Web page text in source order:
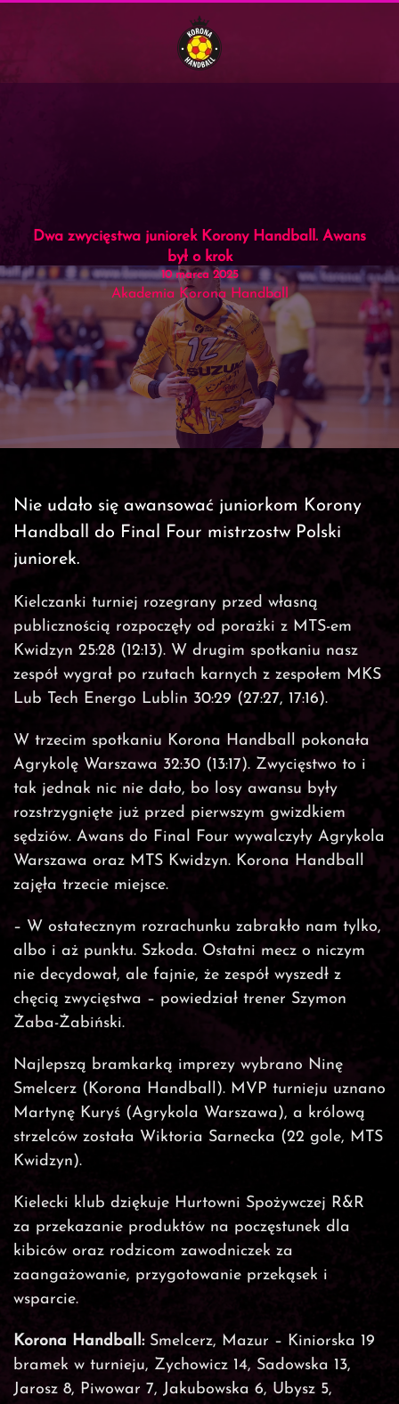
Dwa zwycięstwa juniorek Korony Handball. Awans
był o krok
10 marca 2025
Akademia Korona Handball
Nie udało się awansować juniorkom Korony
Handball do Final Four mistrzostw Polski
juniorek.
Kielczanki turniej rozegrany przed własną
publicznością rozpoczęły od porażki z MTS-em
Kwidzyn 25:28 (12:13). W drugim spotkaniu nasz
zespół wygrał po rzutach karnych z zespołem MKS
Lub Tech Energo Lublin 30:29 (27:27, 17:16).
W trzecim spotkaniu Korona Handball pokonała
Agrykolę Warszawa 32:30 (13:17). Zwycięstwo to i
tak jednak nic nie dało, bo losy awansu były
rozstrzygnięte już przed pierwszym gwizdkiem
sędziów. Awans do Final Four wywalczyły Agrykola
Warszawa oraz MTS Kwidzyn. Korona Handball
zajęła trzecie miejsce.
– W ostatecznym rozrachunku zabrakło nam tylko,
albo i aż punktu. Szkoda. Ostatni mecz o niczym
nie decydował, ale fajnie, że zespół wyszedł z
chęcią zwycięstwa – powiedział trener Szymon
Żaba-Żabiński.
Najlepszą bramkarką imprezy wybrano Ninę
Smelcerz (Korona Handball). MVP turnieju uznano
Martynę Kuryś (Agrykola Warszawa), a królową
strzelców została Wiktoria Sarnecka (22 gole, MTS
Kwidzyn).
Kielecki klub dziękuje Hurtowni Spożywczej R&R
za przekazanie produktów na poczęstunek dla
kibiców oraz rodzicom zawodniczek za
zaangażowanie, przygotowanie przekąsek i
wsparcie.
Korona Handball:Smelcerz, Mazur – Kiniorska 19
bramek w turnieju, Zychowicz 14, Sadowska 13,
Jarosz 8, Piwowar 7, Jakubowska 6, Ubysz 5,